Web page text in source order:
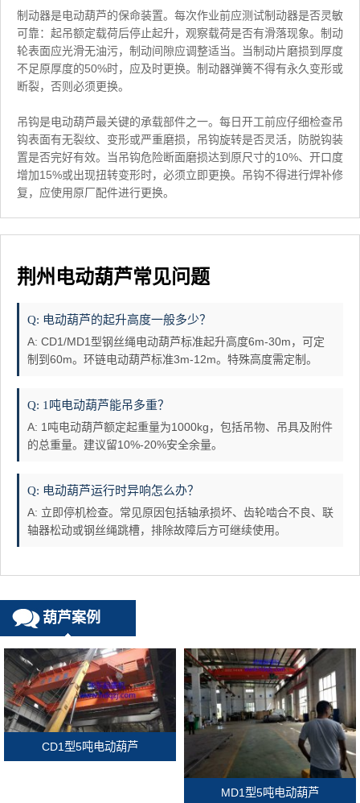
制动器是电动葫芦的保命装置。每次作业前应测试制动器是否灵敏
可靠：起吊额定载荷后停止起升，观察载荷是否有滑落现象。制动
轮表面应光滑无油污，制动间隙应调整适当。当制动片磨损到厚度
不足原厚度的50%时，应及时更换。制动器弹簧不得有永久变形或
断裂，否则必须更换。
吊钩是电动葫芦最关键的承载部件之一。每日开工前应仔细检查吊
钩表面有无裂纹、变形或严重磨损，吊钩旋转是否灵活，防脱钩装
置是否完好有效。当吊钩危险断面磨损达到原尺寸的10%、开口度
增加15%或出现扭转变形时，必须立即更换。吊钩不得进行焊补修
复，应使用原厂配件进行更换。
荆州电动葫芦常见问题
Q: 电动葫芦的起升高度一般多少？
A: CD1/MD1型钢丝绳电动葫芦标准起升高度6m-30m，可定
制到60m。环链电动葫芦标准3m-12m。特殊高度需定制。
Q: 1吨电动葫芦能吊多重？
A: 1吨电动葫芦额定起重量为1000kg，包括吊物、吊具及附件
的总重量。建议留10%-20%安全余量。
Q: 电动葫芦运行时异响怎么办？
A: 立即停机检查。常见原因包括轴承损坏、齿轮啮合不良、联
轴器松动或钢丝绳跳槽，排除故障后方可继续使用。
葫芦案例
CD1型5吨电动葫芦
MD1型5吨电动葫芦